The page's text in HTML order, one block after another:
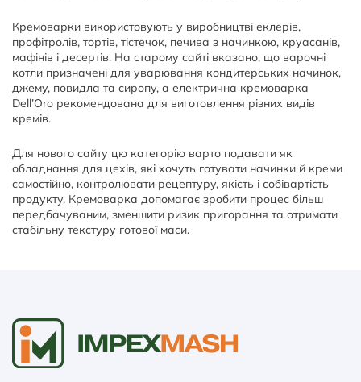
Кремоварки використовують у виробництві еклерів,
профітролів, тортів, тістечок, печива з начинкою, круасанів,
мафінів і десертів. На старому сайті вказано, що варочні
котли призначені для уварювання кондитерських начинок,
джему, повидла та сиропу, а електрична кремоварка
Dell’Oro рекомендована для виготовлення різних видів
кремів.
Для нового сайту цю категорію варто подавати як
обладнання для цехів, які хочуть готувати начинки й креми
самостійно, контролювати рецептуру, якість і собівартість
продукту. Кремоварка допомагає зробити процес більш
передбачуваним, зменшити ризик пригорання та отримати
стабільну текстуру готової маси.